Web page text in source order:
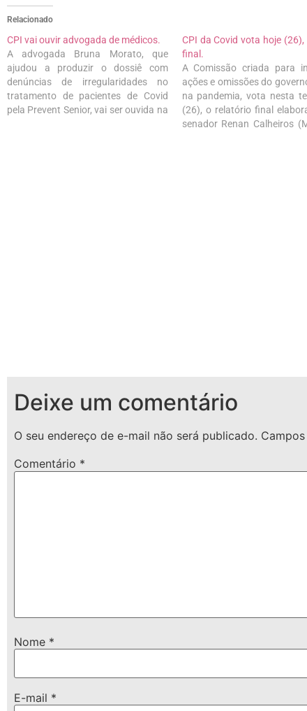
Relacionado
CPI vai ouvir advogada de médicos.
A advogada Bruna Morato, que
ajudou a produzir o dossiê com
denúncias de irregularidades no
tratamento de pacientes de Covid
pela Prevent Senior, vai ser ouvida na
CPI da Covid vota hoje
final.
A Comissão criada para
ações e omissões do
na pandemia, vota nesta
(26), o relatório final
senador Renan Calheiros
Deixe um comentário
O seu endereço de e-mail não será publicado.
Comentário *
Nome *
E-mail *